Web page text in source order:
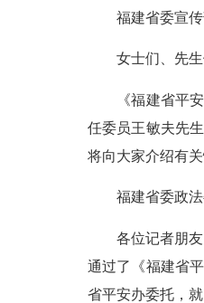
福建省委宣传
女士们、先生们
《福建省平安建
任委员王敏夫先
将向大家介绍有
福建省委政法
各位记者朋友、
通过了《福建省
省平安办委托，